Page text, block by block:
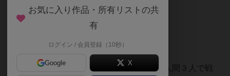
247名 5名 0 2年弱前
率直に遊んだ感想を言う！
同名映画がテーマのチーム戦。サメ１人vs人間３人で戦
お気に入り作品・所有リストの共
有
ログイン / 会員登録（10秒）
Google X